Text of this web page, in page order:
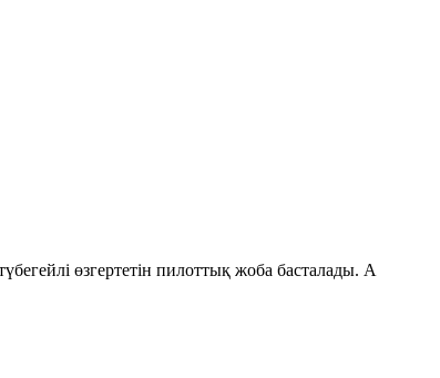
өзгертетін пилоттық жоба басталады. А